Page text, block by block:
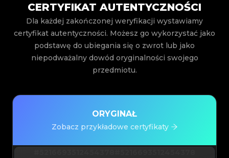
CERTYFIKAT AUTENTYCZNOŚCI
Dla każdej zakończonej weryfikacji wystawiamy
certyfikat autentyczności. Możesz go wykorzystać jako
podstawę do ubiegania się o zwrot lub jako
niepodważalny dowód oryginalności swojego
przedmiotu.
ORYGINAŁ
Zobacz przykładowe certyfikaty